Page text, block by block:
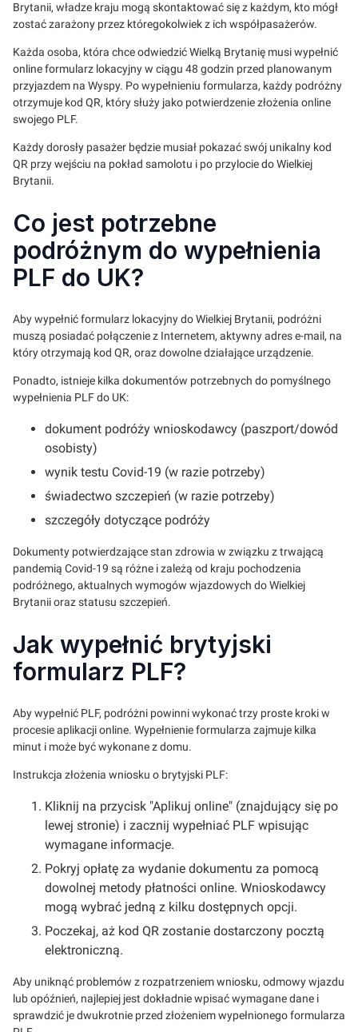
Brytanii, władze kraju mogą skontaktować się z każdym, kto mógł
zostać zarażony przez któregokolwiek z ich współpasażerów.
Każda osoba, która chce odwiedzić Wielką Brytanię musi wypełnić
online formularz lokacyjny w ciągu 48 godzin przed planowanym
przyjazdem na Wyspy. Po wypełnieniu formularza, każdy podróżny
otrzymuje kod QR, który służy jako potwierdzenie złożenia online
swojego PLF.
Każdy dorosły pasażer będzie musiał pokazać swój unikalny kod
QR przy wejściu na pokład samolotu i po przylocie do Wielkiej
Brytanii.
Co jest potrzebne
podróżnym do wypełnienia
PLF do UK?
Aby wypełnić formularz lokacyjny do Wielkiej Brytanii, podróżni
muszą posiadać połączenie z Internetem, aktywny adres e-mail, na
który otrzymają kod QR, oraz dowolne działające urządzenie.
Ponadto, istnieje kilka dokumentów potrzebnych do pomyślnego
wypełnienia PLF do UK:
dokument podróży wnioskodawcy (paszport/dowód
osobisty)
wynik testu Covid-19 (w razie potrzeby)
świadectwo szczepień (w razie potrzeby)
szczegóły dotyczące podróży
Dokumenty potwierdzające stan zdrowia w związku z trwającą
pandemią Covid-19 są różne i zależą od kraju pochodzenia
podróżnego, aktualnych wymogów wjazdowych do Wielkiej
Brytanii oraz statusu szczepień.
Jak wypełnić brytyjski
formularz PLF?
Aby wypełnić PLF, podróżni powinni wykonać trzy proste kroki w
procesie aplikacji online. Wypełnienie formularza zajmuje kilka
minut i może być wykonane z domu.
Instrukcja złożenia wniosku o brytyjski PLF:
Kliknij na przycisk "Aplikuj online" (znajdujący się po
lewej stronie) i zacznij wypełniać PLF wpisując
wymagane informacje.
Pokryj opłatę za wydanie dokumentu za pomocą
dowolnej metody płatności online. Wnioskodawcy
mogą wybrać jedną z kilku dostępnych opcji.
Poczekaj, aż kod QR zostanie dostarczony pocztą
elektroniczną.
Aby uniknąć problemów z rozpatrzeniem wniosku, odmowy wjazdu
lub opóźnień, najlepiej jest dokładnie wpisać wymagane dane i
sprawdzić je dwukrotnie przed złożeniem wypełnionego formularza